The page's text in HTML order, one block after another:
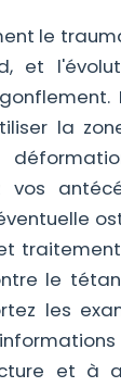
le
et
la
vos
le
les
et à